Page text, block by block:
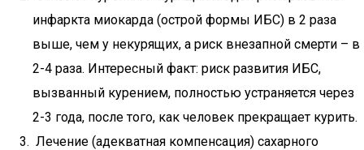
инфаркта миокарда (острой формы ИБС) в 2 раза
выше, чем у некурящих, а риск внезапной смерти – в
2-4 раза. Интересный факт: риск развития ИБС,
вызванный курением, полностью устраняется через
2-3 года, после того, как человек прекращает курить.
Лечение (адекватная компенсация) сахарного